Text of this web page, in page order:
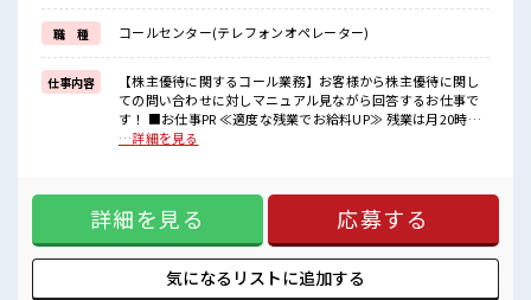
イチからスキルUP・ステップUP目指していきましょう！
≪自分に向いている仕事が探せる≫
困った事などがあれば、
担当がしっかりサポートします！
■職場の雰囲気
派手すぎなければ多少のヘアカラーもOKなのはウレシイPoint☆
安心してお仕事に集中♪
職 種 コールセンター(テレフォンオペレーター)
仕事内容
【株主優待に関するコール業務】お客様から株主優待に関し
ての問い合わせに対しマニュアル見ながら回答するお仕事で
す！ ■お仕事PR ≪適度な残業でお給料UP≫ 残業は月20時間
未満で、 ほどよく稼げます♪ ≪土日祝休のお仕事≫ 家族や友
経験OKの仕事≫ 新しいことにチャレンジするのは不安だけ
ど、 しっかり働く環境が整っています！ イチからスキルUP・
ステップUP目指していきましょう！ ≪自分に向いている仕事
が探せる≫ 困った事などがあれば、 担当がしっかりサポート
します！ ■職場の雰囲気 派手すぎなければ多少のヘアカラー
もOKなのはウレシイPoint☆ 休憩室でホッと一息リフレッシ
…詳細を見る
詳細を見る 応募する
気になるリストに追加する